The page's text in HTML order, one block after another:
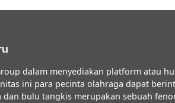
dalam menyediakan platform atau
ini para pecinta olahraga dapat
bulu tangkis merupakan sebuah